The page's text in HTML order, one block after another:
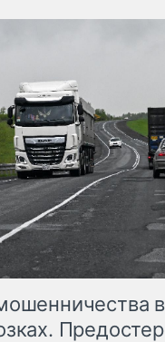
в